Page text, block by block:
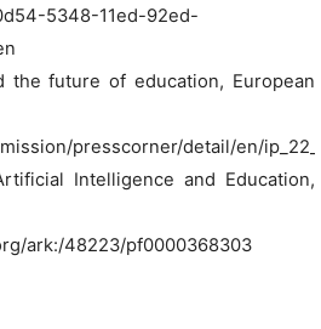
5348-11ed-92ed-
the future of education, European
presscorner/detail/en/
Intelligence and Education,
ark:/48223/pf0000368303